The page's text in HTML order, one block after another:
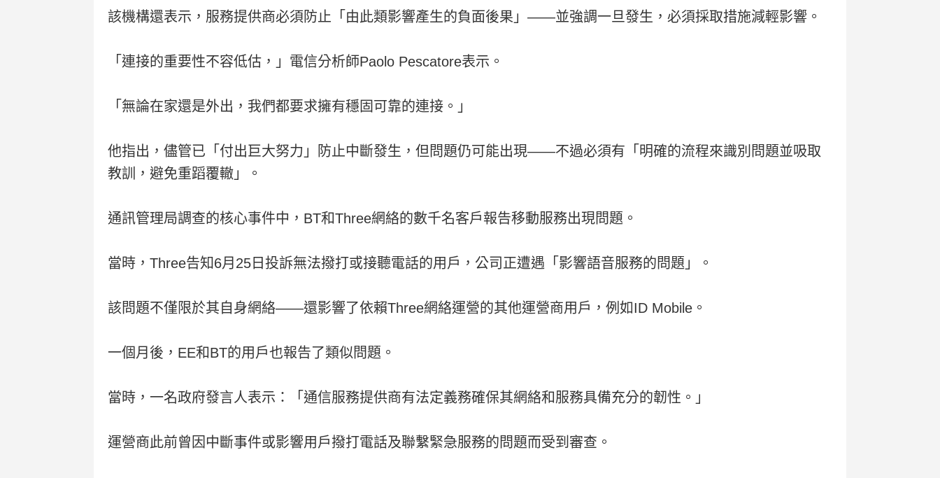
該機構還表示，服務提供商必須防止「由此類影響產生的負面後果」——並強調一旦發生，必須採取措施減輕影響。
「連接的重要性不容低估，」電信分析師Paolo Pescatore表示。
「無論在家還是外出，我們都要求擁有穩固可靠的連接。」
他指出，儘管已「付出巨大努力」防止中斷發生，但問題仍可能出現——不過必須有「明確的流程來識別問題並吸取
教訓，避免重蹈覆轍」。
通訊管理局調查的核心事件中，BT和Three網絡的數千名客戶報告移動服務出現問題。
當時，Three告知6月25日投訴無法撥打或接聽電話的用戶，公司正遭遇「影響語音服務的問題」。
該問題不僅限於其自身網絡——還影響了依賴Three網絡運營的其他運營商用戶，例如ID Mobile。
一個月後，EE和BT的用戶也報告了類似問題。
當時，一名政府發言人表示：「通信服務提供商有法定義務確保其網絡和服務具備充分的韌性。」
運營商此前曾因中斷事件或影響用戶撥打電話及聯繫緊急服務的問題而受到審查。